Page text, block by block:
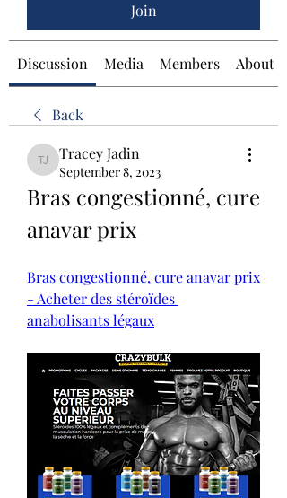
Join
Discussion Media Members About
Back
Tracey Jadin
Tracey Jadin
September 8, 2023
Bras congestionné, cure
anavar prix
Bras congestionné, cure anavar prix
- Acheter des stéroïdes
anabolisants légaux